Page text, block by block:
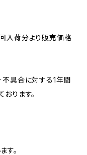
入荷分より販売価格
不具合に対する1年間
ります。
す。